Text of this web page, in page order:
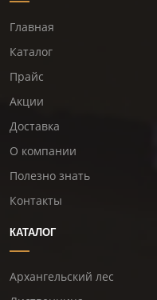
Главная
Каталог
Прайс
Акции
Доставка
О компании
Полезно знать
Контакты
КАТАЛОГ
Архангельский лес